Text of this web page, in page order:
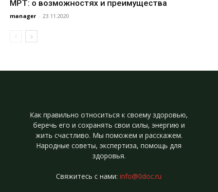
МРТ: о возможностях и преимущества
manager - 23.11.2020
Как правильно относиться к своему здоровью,
беречь его и сохранять свои силы, энергию и
жить счастливо. Мы поможем и расскажем.
Народные советы, экспертиза, помощь для
здоровья.
Свяжитесь с нами:info@0doc.ru